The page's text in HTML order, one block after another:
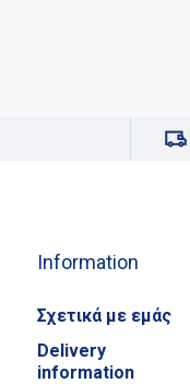
Information
Σχετικά με εμάς
Delivery
information